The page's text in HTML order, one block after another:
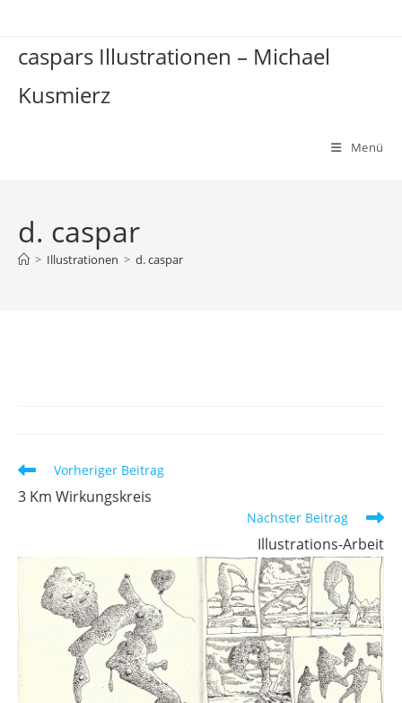
springen
caspars Illustrationen – Michael
Kusmierz
Menü
d. caspar
> Illustrationen > d. caspar
Weitere
ansehen
Vorheriger Beitrag
3 Km Wirkungskreis
Nächster Beitrag
Illustrations-Arbeit